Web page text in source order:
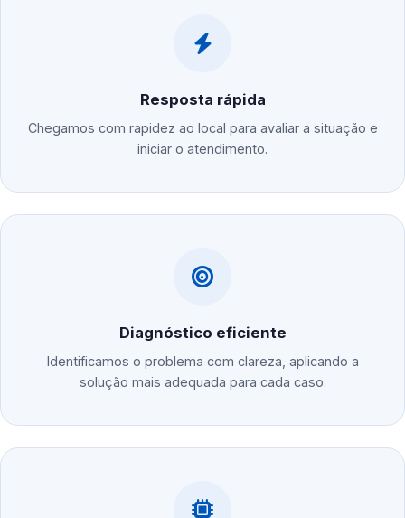
Resposta rápida
Chegamos com rapidez ao local para avaliar a situação e
iniciar o atendimento.
Diagnóstico eficiente
Identificamos o problema com clareza, aplicando a
solução mais adequada para cada caso.